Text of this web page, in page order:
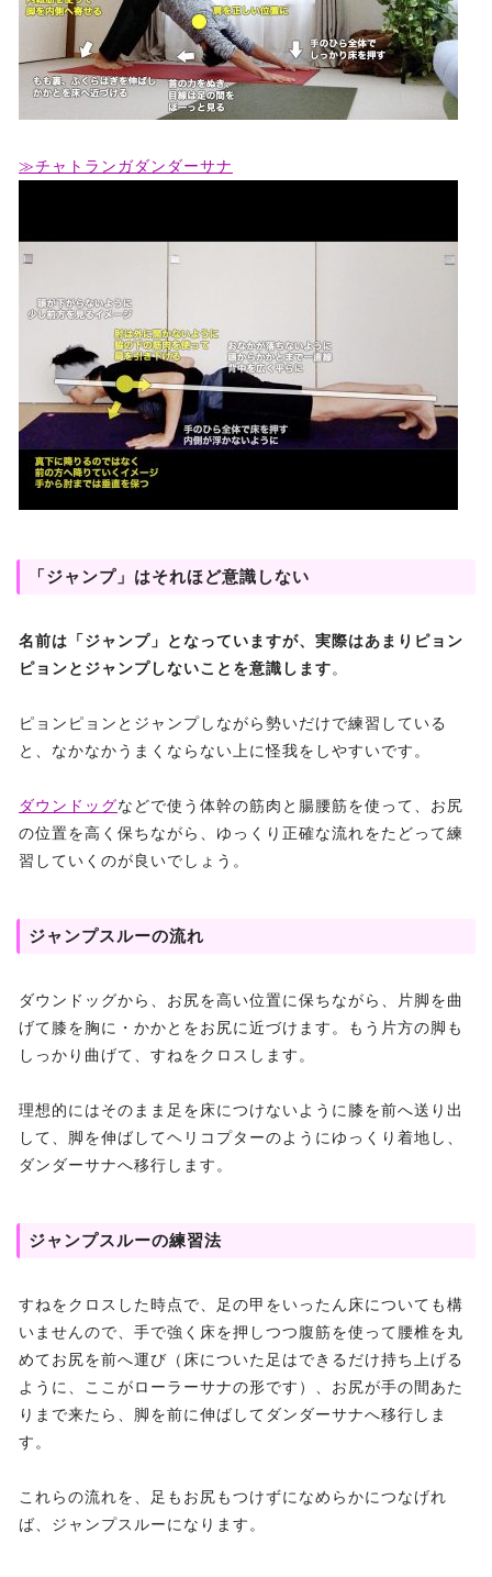
≫チャトランガダンダーサナ
「ジャンプ」はそれほど意識しない
名前は「ジャンプ」となっていますが、実際はあまりピョン
ピョンとジャンプしないことを意識します。
ピョンピョンとジャンプしながら勢いだけで練習している
と、なかなかうまくならない上に怪我をしやすいです。
ダウンドッグなどで使う体幹の筋肉と腸腰筋を使って、お尻
の位置を高く保ちながら、ゆっくり正確な流れをたどって練
習していくのが良いでしょう。
ジャンプスルーの流れ
ダウンドッグから、お尻を高い位置に保ちながら、片脚を曲
げて膝を胸に・かかとをお尻に近づけます。もう片方の脚も
しっかり曲げて、すねをクロスします。
理想的にはそのまま足を床につけないように膝を前へ送り出
して、脚を伸ばしてヘリコプターのようにゆっくり着地し、
ダンダーサナへ移行します。
ジャンプスルーの練習法
すねをクロスした時点で、足の甲をいったん床についても構
いませんので、手で強く床を押しつつ腹筋を使って腰椎を丸
めてお尻を前へ運び（床についた足はできるだけ持ち上げる
ように、ここがローラーサナの形です）、お尻が手の間あた
りまで来たら、脚を前に伸ばしてダンダーサナへ移行しま
す。
これらの流れを、足もお尻もつけずになめらかにつなげれ
ば、ジャンプスルーになります。